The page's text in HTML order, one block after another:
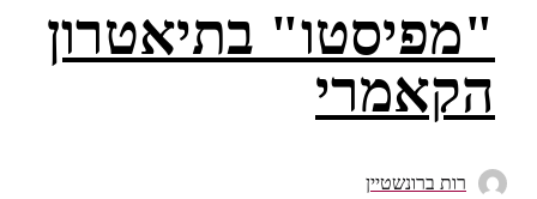
"מפיסטו" בתיאטרון
הקאמרי
רות ברונשטיין